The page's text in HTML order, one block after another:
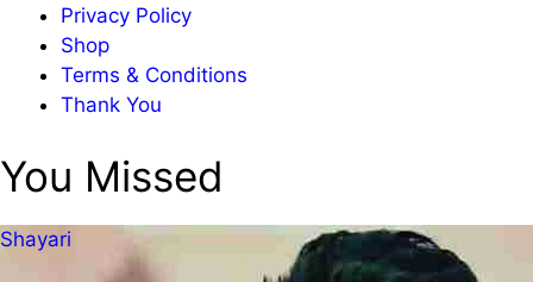
Privacy Policy
Shop
Terms & Conditions
Thank You
You Missed
Shayari